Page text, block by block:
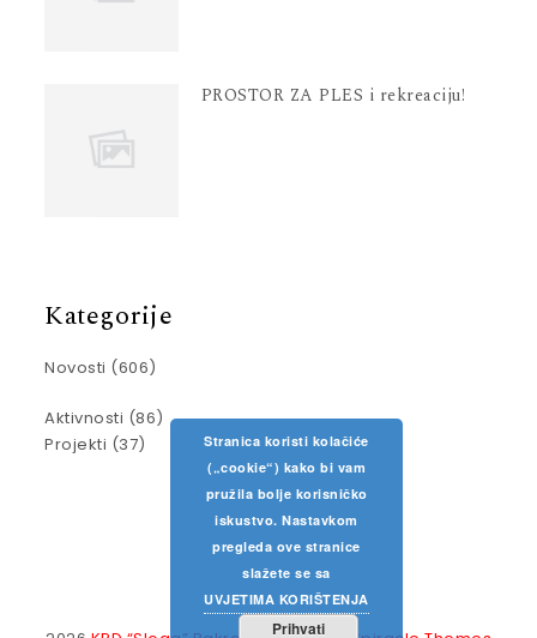
PROSTOR ZA PLES i rekreaciju!
Kategorije
Novosti (606)
Aktivnosti (86)
Projekti (37)
Stranica koristi kolačiće
(„cookie“) kako bi vam
pružila bolje korisničko
iskustvo. Nastavkom
pregleda ove stranice
slažete se sa
UVJETIMA KORIŠTENJA
Prihvati